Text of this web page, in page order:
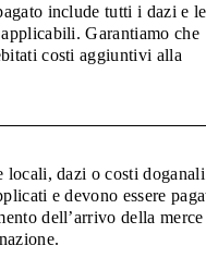
include tutti i dazi e le
Garantiamo che
costi aggiuntivi alla
locali, dazi o costi doganali
e devono essere
dell’arrivo della merce